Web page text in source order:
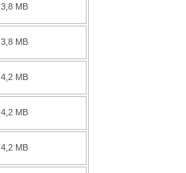
3,8 MB
3,8 MB
4,2 MB
4,2 MB
4,2 MB